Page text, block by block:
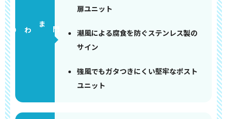
門まわり
扉ユニット
潮風による腐食を防ぐステンレス製の
サイン
強風でもガタつきにくい堅牢なポスト
ユニット